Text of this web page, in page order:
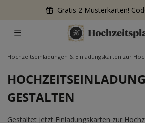
Gratis 2 Musterkarten!
Hochzeitseinladungen & Einladungskarten zur
GESTALTEN
Gestaltet jetzt Einladungskarten zur